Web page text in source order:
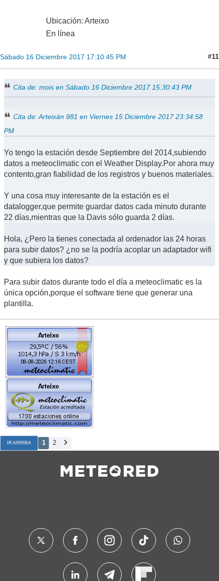
Ubicación: Arteixo
En línea
Sábado 16 Diciembre 2017 17:10:45 PM #11
Cita de: mois en Sábado 16 Diciembre 2017 15:30:43 PM
Cita de: Arteixán 981 en Viernes 15 Diciembre 2017 23:34:58
PM
Yo tengo la estación desde Septiembre del 2014,subiendo
datos a meteoclimatic con el Weather Display.Por ahora muy
contento,gran fiabilidad de los registros y buenos materiales.
Y una cosa muy interesante de la estación es el
datalogger,que permite guardar datos cada minuto durante
22 días,mientras que la Davis sólo guarda 2 días.
Hola, ¿Pero la tienes conectada al ordenador las 24 horas
para subir datos? ¿no se la podría acoplar un adaptador wifi
y que subiera los datos?
Para subir datos durante todo el día a meteoclimatic es la
única opción,porque el software tiene que generar una
plantilla.
IR ARRIBA 1 2